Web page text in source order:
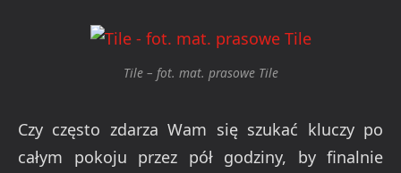
Tile – fot. mat. prasowe Tile
Czy często zdarza Wam się szukać kluczy po
całym pokoju przez pół godziny, by finalnie